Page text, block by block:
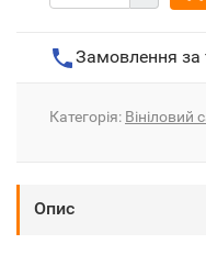
Замовлення за
Категорія: Вініловий
Опис